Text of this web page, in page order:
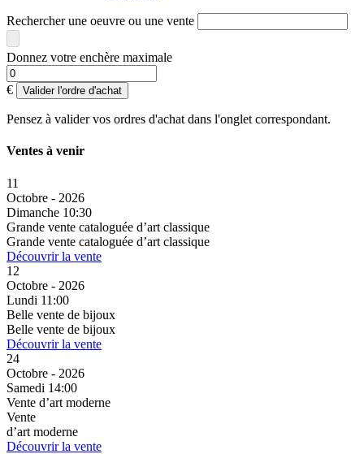
Rechercher une oeuvre ou une vente
Donnez votre enchère maximale
€ Valider l'ordre d'achat
Pensez à valider vos ordres d'achat dans l'onglet correspondant.
Ventes à venir
11
Octobre - 2026
Dimanche 10:30
Grande vente cataloguée d’art classique
Grande vente cataloguée d’art classique
Découvrir la vente
12
Octobre - 2026
Lundi 11:00
Belle vente de bijoux
Belle vente de bijoux
Découvrir la vente
24
Octobre - 2026
Samedi 14:00
Vente d’art moderne
Vente
d’art moderne
Découvrir la vente